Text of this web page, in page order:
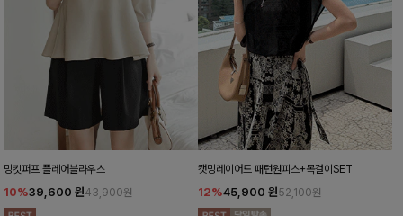
밍킷퍼프 플레어블라우스
10%39,600 원43,900원
캣밍레이어드 패턴원피스+목걸이SET
12%45,900 원52,100원